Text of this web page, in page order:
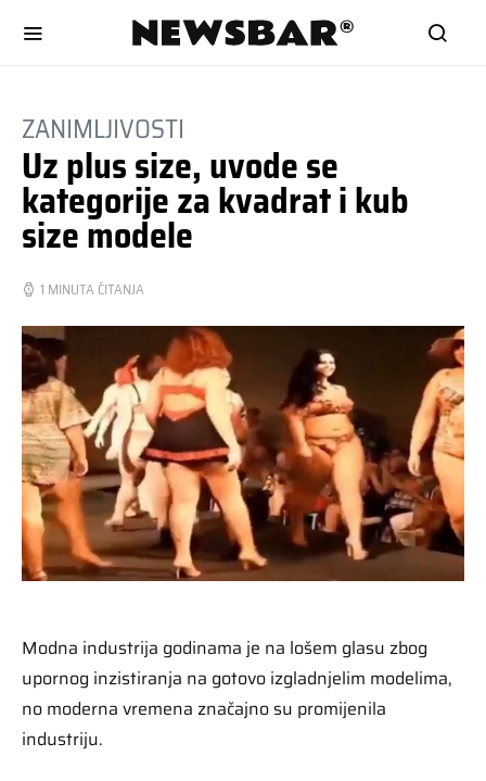
ZANIMLJIVOSTI
Uz plus size, uvode se
kategorije za kvadrat i kub
size modele
1 MINUTA ČITANJA
Modna industrija godinama je na lošem glasu zbog
upornog inzistiranja na gotovo izgladnjelim modelima,
no moderna vremena značajno su promijenila
industriju.